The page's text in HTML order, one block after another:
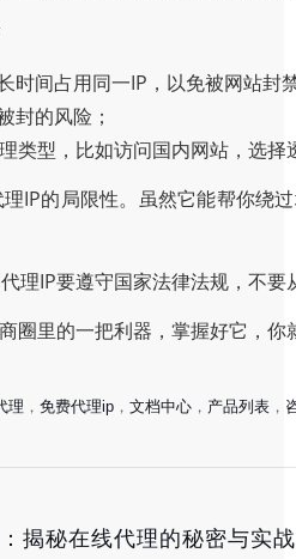
时间占用同一IP，以免被网站封
封的风险；
类型，比如访问国内网站，选择
IP的局限性。虽然它能帮你绕
理IP要遵守国家法律法规，不
圈里的一把利器，掌握好它，
理 ， 免费代理ip ， 文档中心 ， 产品列表 ，
揭秘在线代理的秘密与实
制，高效IP在线代理精选攻略》